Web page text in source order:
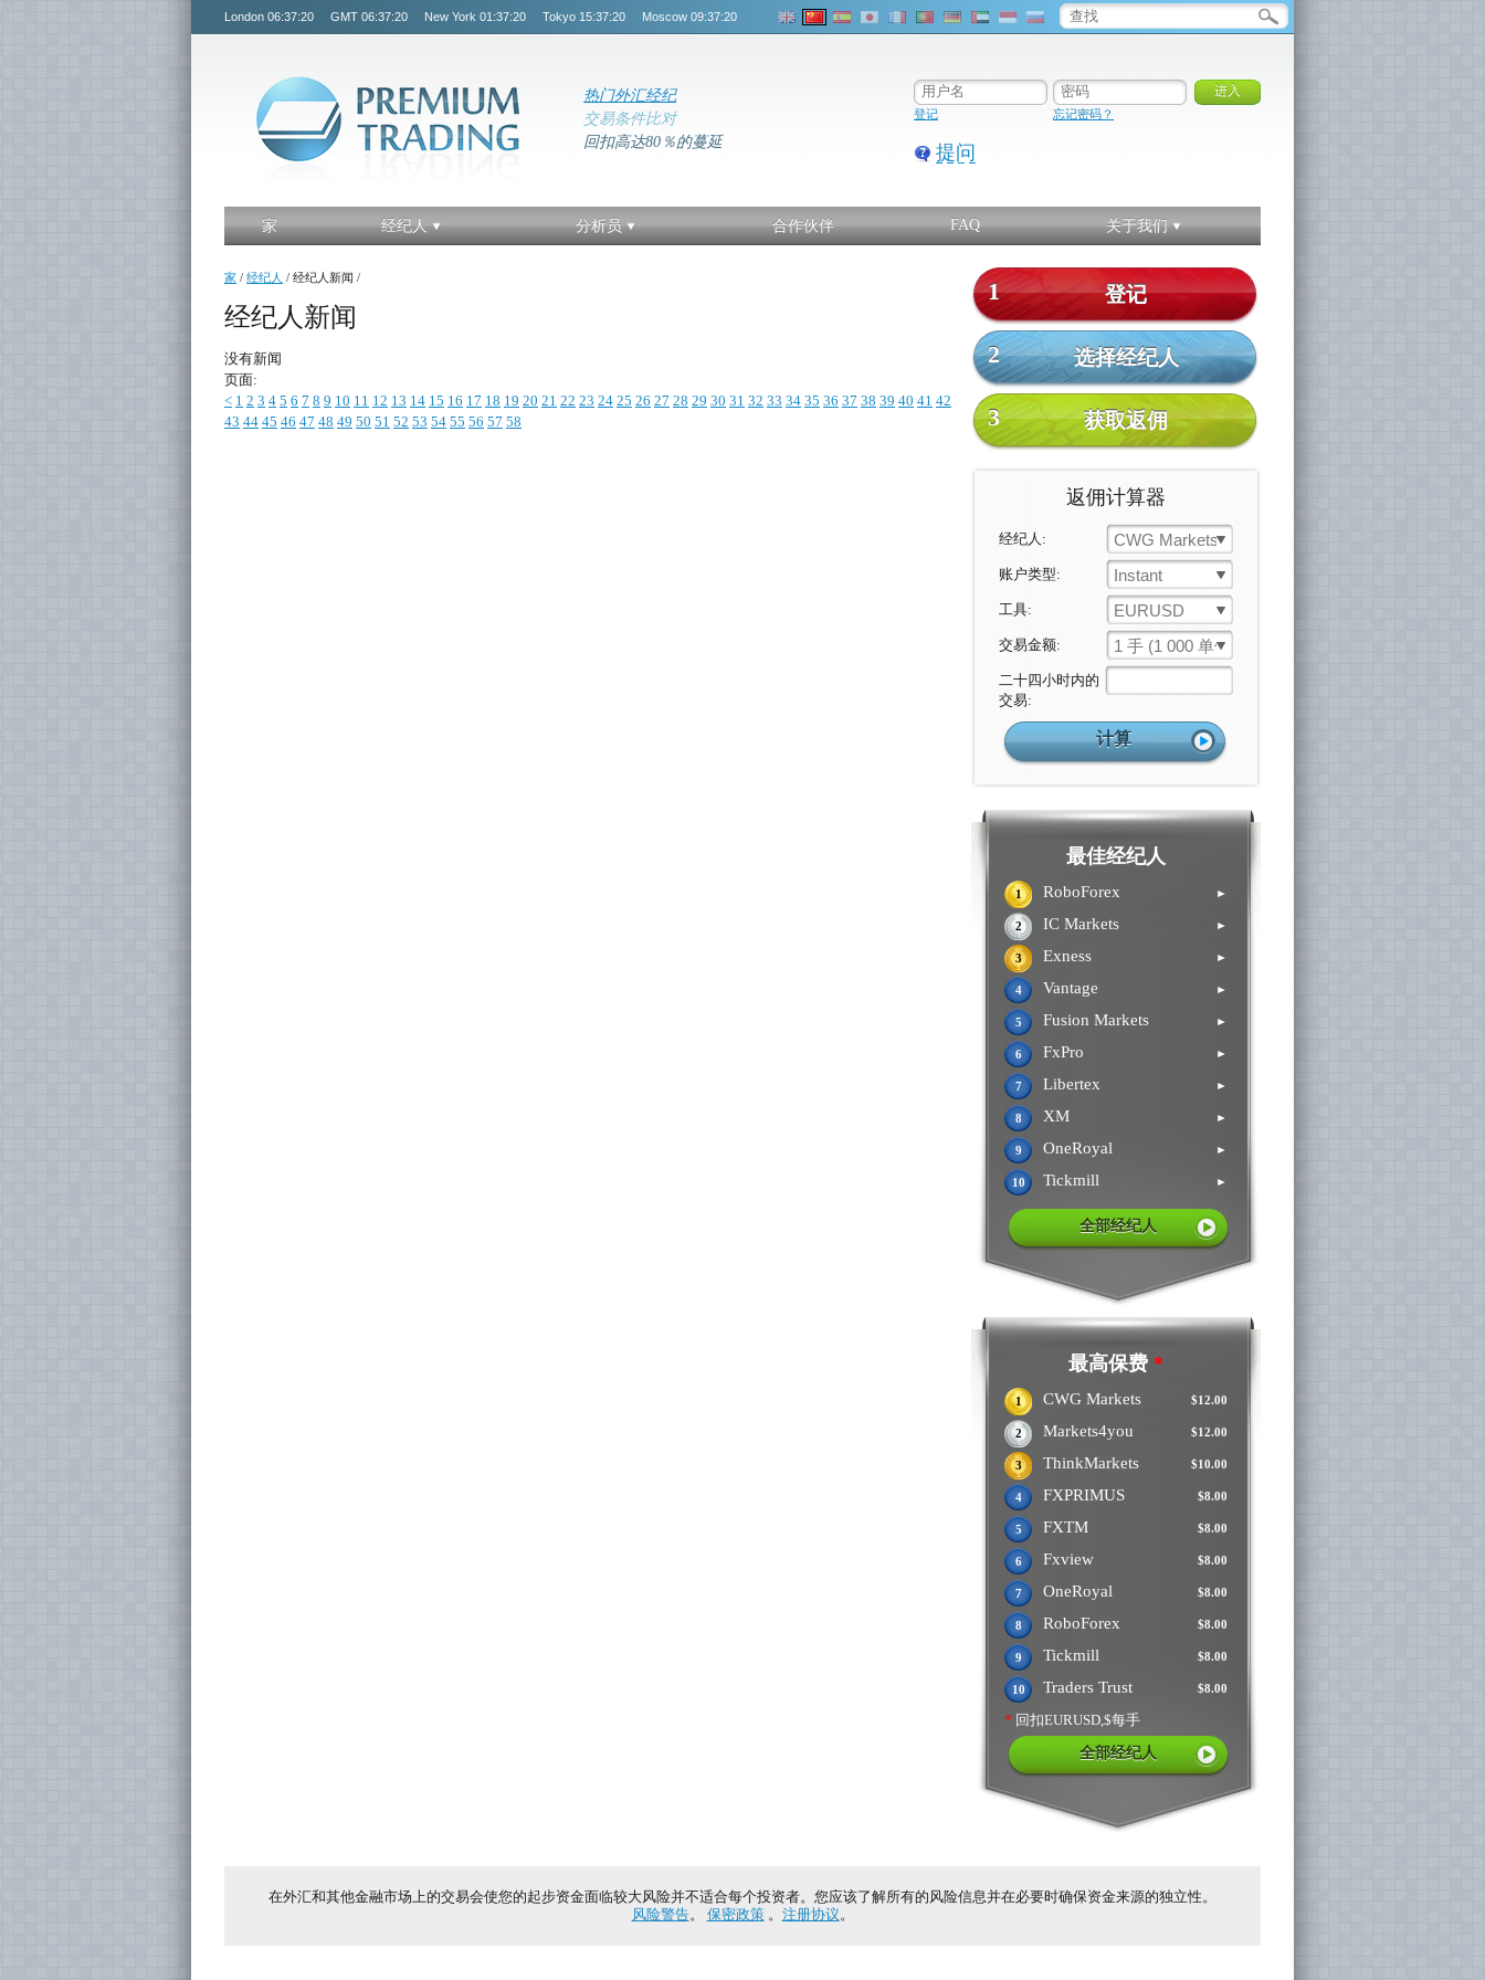
London 06:37:20 GMT 06:37:20 New York 01:37:20 Tokyo 15:37:20 Moscow 09:37:20
热门外汇经纪
交易条件比对
回扣高达80％的蔓延
登记 忘记密码？
提问
家 经纪人 分析员 合作伙伴 FAQ 关于我们
1 登记
2 选择经纪人
3 获取返佣
返佣计算器
经纪人: CWG Markets
账户类型: Instant
工具: EURUSD
交易金额: 1 手 (1 000 单位)
二十四小时内的
交易:
最佳经纪人
1 RoboForex ►
2 IC Markets ►
3 Exness ►
4 Vantage ►
5 Fusion Markets ►
6 FxPro ►
7 Libertex ►
8 XM ►
9 OneRoyal ►
10 Tickmill ►
全部经纪人
最高保费 *
$12.00
1 CWG Markets
$12.00
2 Markets4you
$10.00
3 ThinkMarkets
$8.00
4 FXPRIMUS
$8.00
5 FXTM
$8.00
6 Fxview
$8.00
7 OneRoyal
$8.00
8 RoboForex
$8.00
9 Tickmill
$8.00
10 Traders Trust
* 回扣EURUSD,$每手
全部经纪人
家 / 经纪人 / 经纪人新闻 /
经纪人新闻
没有新闻
页面:
< 1 2 3 4 5 6 7 8 9 10 11 12 13 14 15 16 17 18 19 20 21 22 23 24 25 26 27 28 29 30 31 32 33 34 35 36 37 38 39 40 41 42
43 44 45 46 47 48 49 50 51 52 53 54 55 56 57 58
在外汇和其他金融市场上的交易会使您的起步资金面临较大风险并不适合每个投资者。您应该了解所有的风险信息并在必要时确保资金来源的独立性。
风险警告。 保密政策。 注册协议。